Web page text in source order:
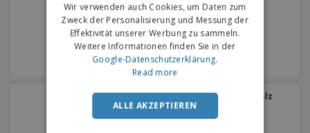
Caipirinha-Stößel aus Holz
Wir verwenden auch Cookies, um Daten zum
Zweck der Personalisierung und Messung der
Effektivität unserer Werbung zu sammeln.
Weitere Informationen finden Sie in der
Google-Datenschutzerklärung.
Read more
ALLE AKZEPTIEREN